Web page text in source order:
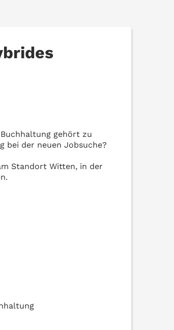
gehört zu
bei der neuen Jobsuche?
Standort Witten, in der